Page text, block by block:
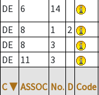
DE
6 14
DE
8 1 2
DE
8 3
DE
11 3
C ▼ ASSOC No. D Code